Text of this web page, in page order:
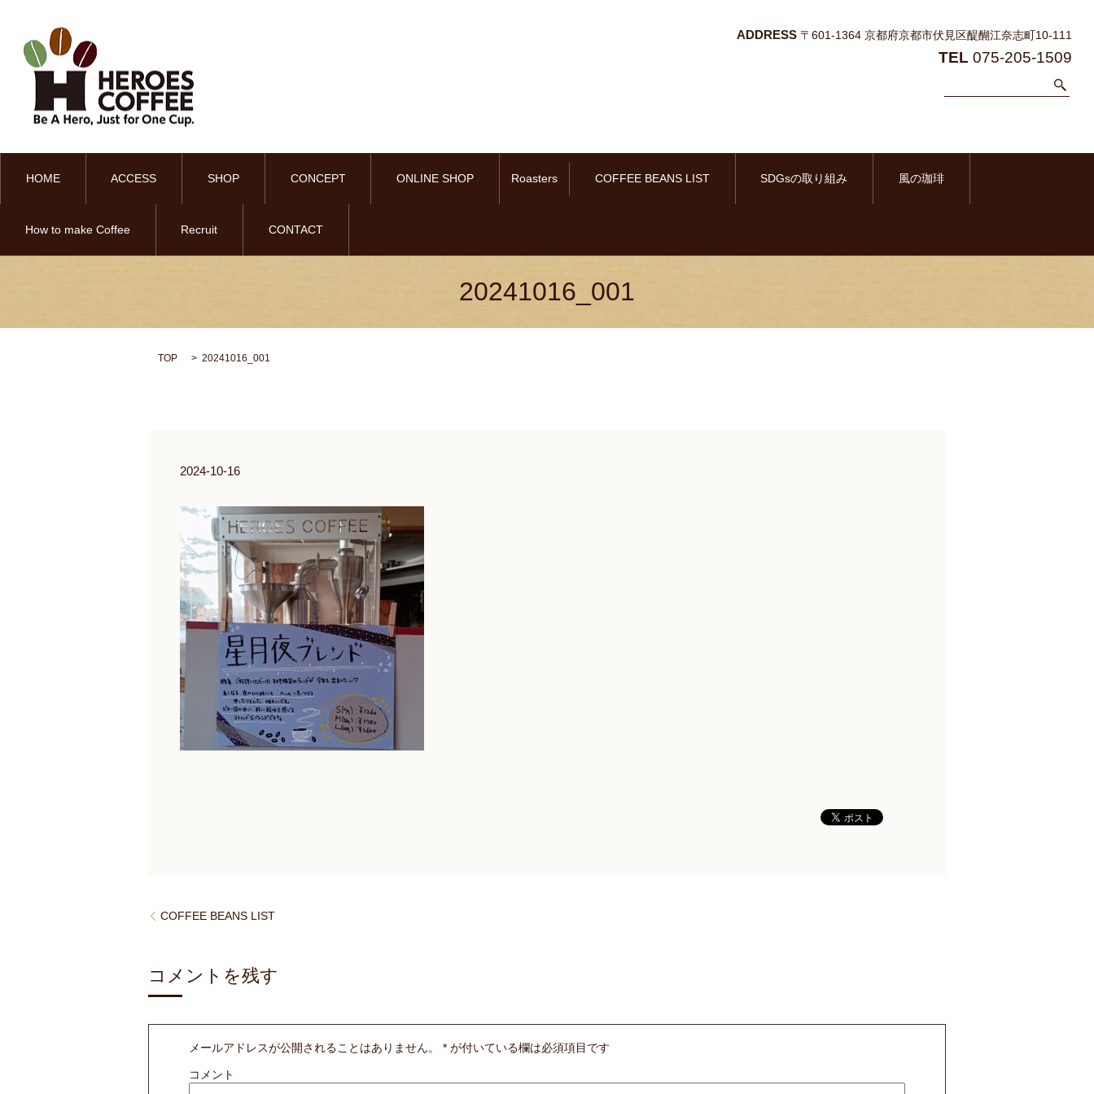
ADDRESS 〒601-1364 京都府京都市伏見区醍醐江奈志町10-111
TEL 075-205-1509
HOME ACCESS SHOP CONCEPT ONLINE SHOP Roasters COFFEE BEANS LIST SDGsの取り組み 風の珈琲
How to make Coffee Recruit CONTACT
20241016_001
TOP 20241016_001
2024-10-16
COFFEE BEANS LIST
コメントを残す
メールアドレスが公開されることはありません。 * が付いている欄は必須項目です
コメント